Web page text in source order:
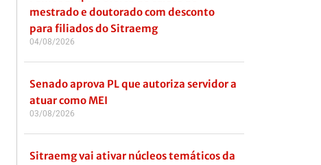
mestrado e doutorado com desconto
para filiados do Sitraemg
04/08/2026
Senado aprova PL que autoriza servidor a
atuar como MEI
03/08/2026
Sitraemg vai ativar núcleos temáticos da